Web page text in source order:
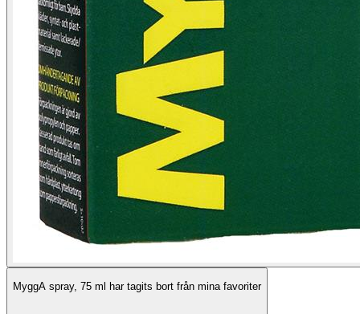
MyggA spray, 75 ml har tagits bort från mina favoriter